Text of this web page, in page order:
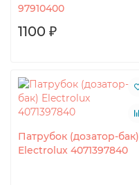
97910400
1100 ₽
Патрубок (дозатор-бак)
Electrolux 4071397840